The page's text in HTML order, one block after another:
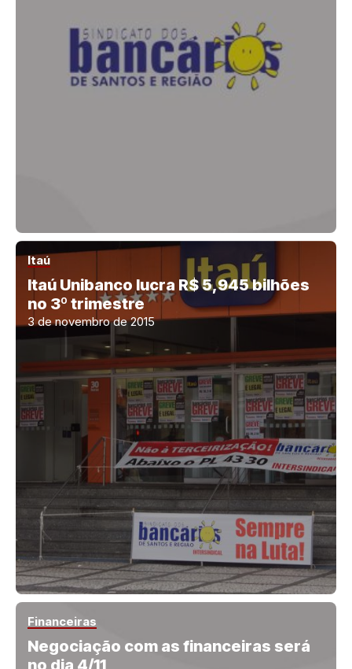
Itaú
Itaú Unibanco lucra R$ 5,945 bilhões
no 3º trimestre
3 de novembro de 2015
Financeiras
Negociação com as financeiras será
no dia 4/11